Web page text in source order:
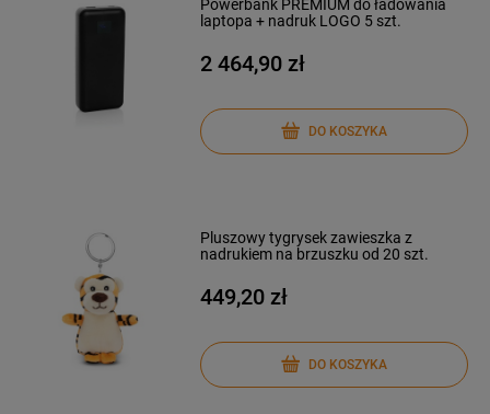
Powerbank PREMIUM do ładowania
laptopa + nadruk LOGO 5 szt.
2 464,90 zł
DO KOSZYKA
Pluszowy tygrysek zawieszka z
nadrukiem na brzuszku od 20 szt.
449,20 zł
DO KOSZYKA